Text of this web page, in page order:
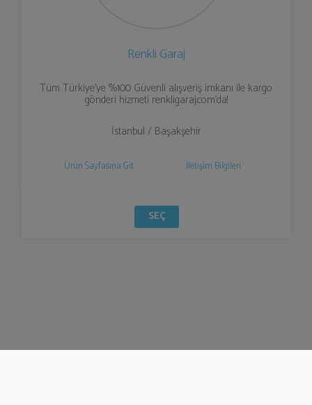
Renkli Garaj
Tüm Türkiye’ye %100 Güvenli alışveriş imkanı ile kargo
gönderi hizmeti renkligaraj.com’da!
İstanbul / Başakşehir
Ürün Sayfasına Git İletişim Bilgileri
SEÇ